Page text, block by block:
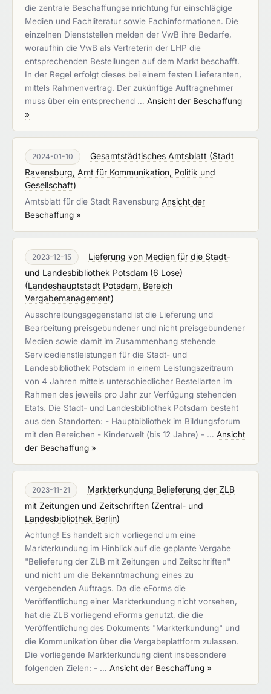
die zentrale Beschaffungseinrichtung für einschlägige
Medien und Fachliteratur sowie Fachinformationen. Die
einzelnen Dienststellen melden der VwB ihre Bedarfe,
woraufhin die VwB als Vertreterin der LHP die
entsprechenden Bestellungen auf dem Markt beschafft.
In der Regel erfolgt dieses bei einem festen Lieferanten,
mittels Rahmenvertrag. Der zukünftige Auftragnehmer
muss über ein entsprechend … Ansicht der Beschaffung
»
2024-01-10 Gesamtstädtisches Amtsblatt (Stadt
Ravensburg, Amt für Kommunikation, Politik und
Gesellschaft)
Amtsblatt für die Stadt Ravensburg Ansicht der
Beschaffung »
2023-12-15
Lieferung von Medien für die Stadt-
und Landesbibliothek Potsdam (6 Lose)
(Landeshauptstadt Potsdam, Bereich
Vergabemanagement)
Ausschreibungsgegenstand ist die Lieferung und
Bearbeitung preisgebundener und nicht preisgebundener
Medien sowie damit im Zusammenhang stehende
Servicedienstleistungen für die Stadt- und
Landesbibliothek Potsdam in einem Leistungszeitraum
von 4 Jahren mittels unterschiedlicher Bestellarten im
Rahmen des jeweils pro Jahr zur Verfügung stehenden
Etats. Die Stadt- und Landesbibliothek Potsdam besteht
aus den Standorten: - Hauptbibliothek im Bildungsforum
mit den Bereichen - Kinderwelt (bis 12 Jahre) - … Ansicht
der Beschaffung »
2023-11-21
Markterkundung Belieferung der ZLB
mit Zeitungen und Zeitschriften (Zentral- und
Landesbibliothek Berlin)
Achtung! Es handelt sich vorliegend um eine
Markterkundung im Hinblick auf die geplante Vergabe
"Belieferung der ZLB mit Zeitungen und Zeitschriften"
und nicht um die Bekanntmachung eines zu
vergebenden Auftrags. Da die eForms die
Veröffentlichung einer Markterkundung nicht vorsehen,
hat die ZLB vorliegend eForms genutzt, die die
Veröffentlichung des Dokuments "Markterkundung" und
die Kommunikation über die Vergabeplattform zulassen.
Die vorliegende Markterkundung dient insbesondere
folgenden Zielen: - … Ansicht der Beschaffung »